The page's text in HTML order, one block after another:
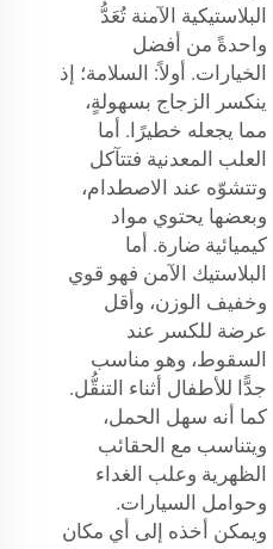
البلاستيكية الآمنة تُعَدُّ
واحدةً من أفضل
الخيارات. أولاً: السلامة؛ إذ
ينكسر الزجاج بسهولةٍ،
مما يجعله خطيرًا. أما
العلب المعدنية فتتآكل
وتتشوّه عند الاصطدام،
وبعضها يحتوي مواد
كيميائية ضارة. أما
البلاستيك الآمن فهو قوي
وخفيف الوزن، وأقل
عرضة للكسر عند
السقوط، وهو مناسب
جدًّا للأطفال أثناء التنقُّل.
كما أنه سهل الحمل،
ويتناسب مع الحقائب
الظهرية وعلب الغداء
وحوامل السيارات.
ويمكن أخذه إلى أي مكان